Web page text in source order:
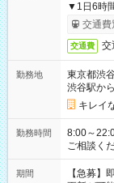
▼1日6時
交通費
交通費 交
勤務地
東京都渋
渋谷駅か
キレイ
勤務時間
8:00～
ご相談く
期間
【急募】